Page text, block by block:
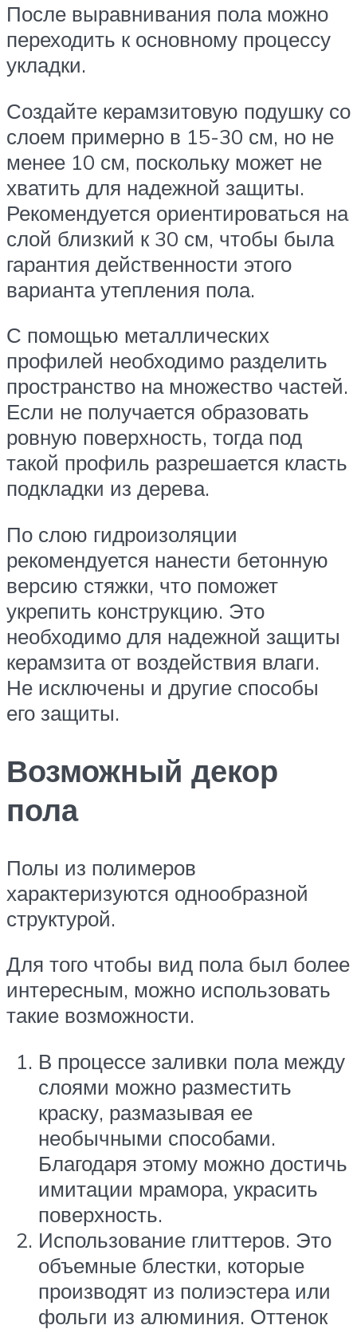
После выравнивания пола можно
переходить к основному процессу
укладки.
Создайте керамзитовую подушку со
слоем примерно в 15-30 см, но не
менее 10 см, поскольку может не
хватить для надежной защиты.
Рекомендуется ориентироваться на
слой близкий к 30 см, чтобы была
гарантия действенности этого
варианта утепления пола.
С помощью металлических
профилей необходимо разделить
пространство на множество частей.
Если не получается образовать
ровную поверхность, тогда под
такой профиль разрешается класть
подкладки из дерева.
По слою гидроизоляции
рекомендуется нанести бетонную
версию стяжки, что поможет
укрепить конструкцию. Это
необходимо для надежной защиты
керамзита от воздействия влаги.
Не исключены и другие способы
его защиты.
Возможный декор
пола
Полы из полимеров
характеризуются однообразной
структурой.
Для того чтобы вид пола был более
интересным, можно использовать
такие возможности.
В процессе заливки пола между
слоями можно разместить
краску, размазывая ее
необычными способами.
Благодаря этому можно достичь
имитации мрамора, украсить
поверхность.
Использование глиттеров. Это
объемные блестки, которые
производят из полиэстера или
фольги из алюминия. Оттенок